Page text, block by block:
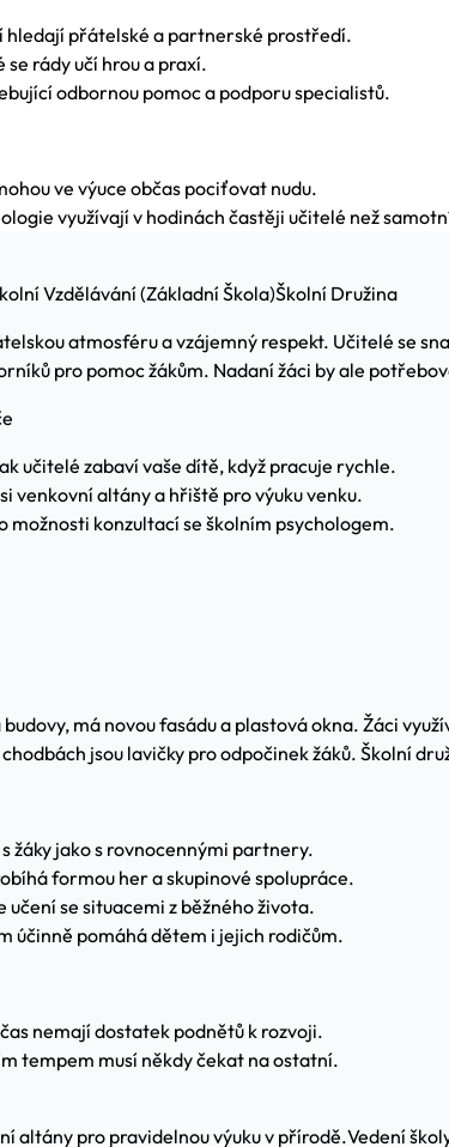
hledají přátelské a partnerské prostředí.
se rády učí hrou a praxí.
odbornou pomoc a podporu specialistů.
ve výuce občas pociťovat nudu.
využívají v hodinách častěji učitelé než
Vzdělávání (Základní Škola)Školní Družina
atmosféru a vzájemný respekt. Učitelé se
pro pomoc žákům. Nadaní žáci by ale
učitelé zabaví vaše dítě, když pracuje rychle.
venkovní altány a hřiště pro výuku venku.
možnosti konzultací se školním psychologem.
má novou fasádu a plastová okna. Žáci
jsou lavičky pro odpočinek žáků. Školní
žáky jako s rovnocennými partnery.
formou her a skupinové spolupráce.
učení se situacemi z běžného života.
účinně pomáhá dětem i jejich rodičům.
nemají dostatek podnětů k rozvoji.
tempem musí někdy čekat na ostatní.
altány pro pravidelnou výuku v přírodě.Vedení